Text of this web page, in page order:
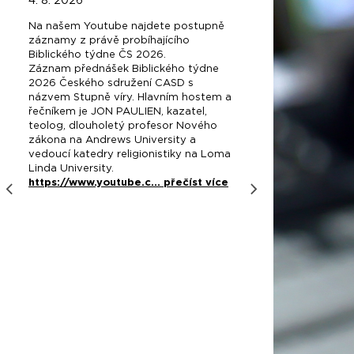
Na našem Youtube najdete postupně
záznamy z právě probíhajícího
Biblického týdne ČS 2026.
Záznam přednášek Biblického týdne
2026 Českého sdružení CASD s
názvem Stupně víry. Hlavním hostem a
řečníkem je JON PAULIEN, kazatel,
teolog, dlouholetý profesor Nového
zákona na Andrews University a
vedoucí katedry religionistiky na Loma
Linda University.
https://www.youtube.c... přečíst více
CASD